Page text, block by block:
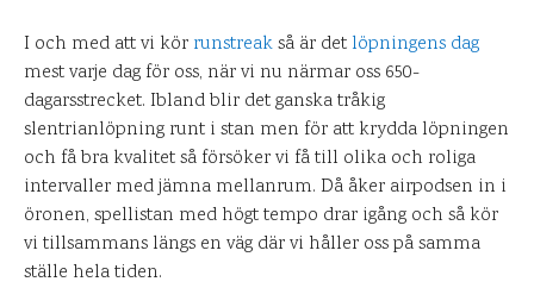
I och med att vi kör runstreakså är det löpningens dag
mest varje dag för oss, när vi nu närmar oss 650-
dagarsstrecket. Ibland blir det ganska tråkig
slentrianlöpning runt i stan men för att krydda löpningen
och få bra kvalitet så försöker vi få till olika och roliga
intervaller med jämna mellanrum. Då åker airpodsen in i
öronen, spellistan med högt tempo drar igång och så kör
vi tillsammans längs en väg där vi håller oss på samma
ställe hela tiden.